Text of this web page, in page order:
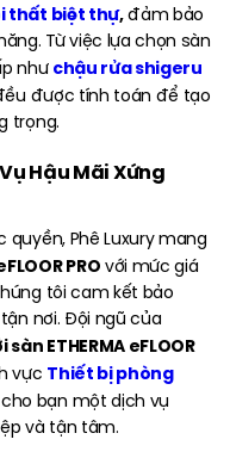
thất biệt thự,đảm bảo
Từ việc lựa chọn sàn
nhưchậu rửa shigeru
được tính toán để tạo
trọng.
Hậu Mãi Xứng
Phê Luxury mang
PROvới mức giá
tôi cam kết bảo
nơi. Đội ngũ của
sàn ETHERMA eFLOOR
vực Thiết bị phòng
bạn một dịch vụ
và tận tâm.